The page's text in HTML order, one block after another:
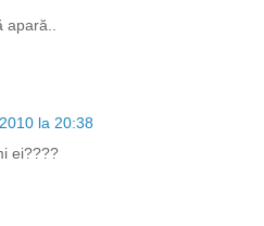
la 20:38
ei????